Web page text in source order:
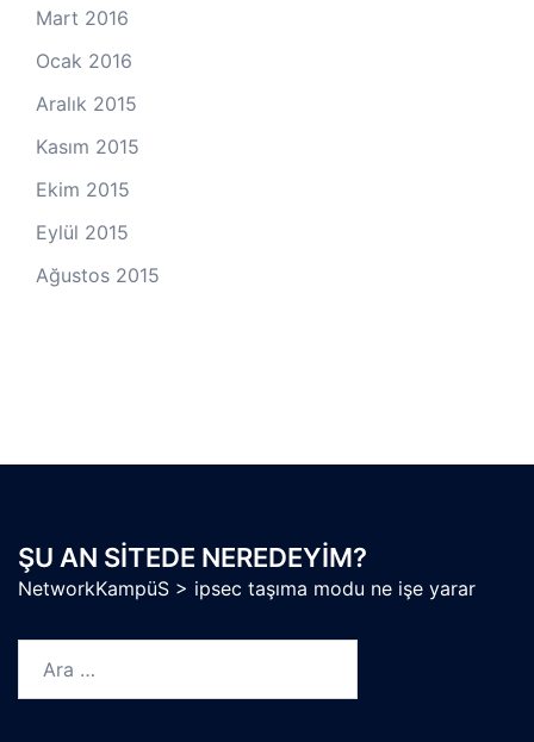
Mart 2016
Ocak 2016
Aralık 2015
Kasım 2015
Ekim 2015
Eylül 2015
Ağustos 2015
ŞU AN SITEDE NEREDEYIM?
NetworkKampüS > ipsec taşıma modu ne işe yarar